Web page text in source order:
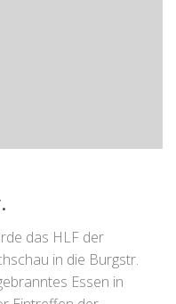
das HLF der
in die Burgstr.
Essen in